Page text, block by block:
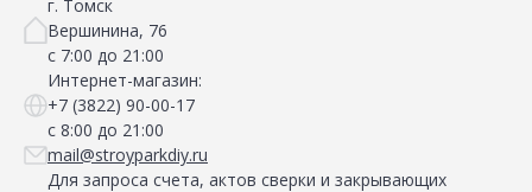
г. Томск
Вершинина, 76
с 7:00 до 21:00
Интернет-магазин:
+7 (3822) 90-00-17
с 8:00 до 21:00
mail@stroyparkdiy.ru
Для запроса счета, актов сверки и закрывающих